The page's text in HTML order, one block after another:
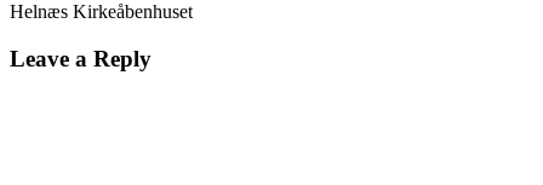
Helnæs Kirkeåbenhuset
Leave a Reply